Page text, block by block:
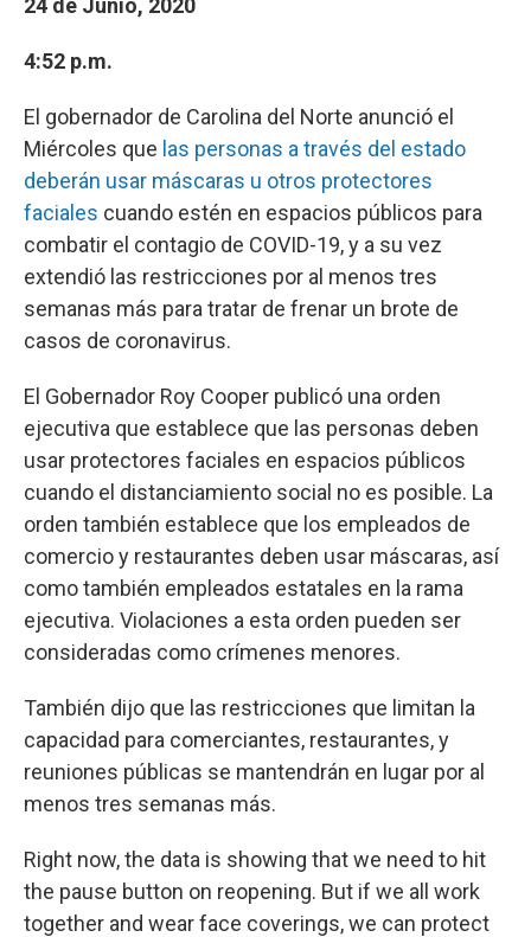
24 de Junio, 2020
4:52 p.m.
El gobernador de Carolina del Norte anunció el
Miércoles que las personas a través del estado
deberán usar máscaras u otros protectores
faciales cuando estén en espacios públicos para
combatir el contagio de COVID-19, y a su vez
extendió las restricciones por al menos tres
semanas más para tratar de frenar un brote de
casos de coronavirus.
El Gobernador Roy Cooper publicó una orden
ejecutiva que establece que las personas deben
usar protectores faciales en espacios públicos
cuando el distanciamiento social no es posible. La
orden también establece que los empleados de
comercio y restaurantes deben usar máscaras, así
como también empleados estatales en la rama
ejecutiva. Violaciones a esta orden pueden ser
consideradas como crímenes menores.
También dijo que las restricciones que limitan la
capacidad para comerciantes, restaurantes, y
reuniones públicas se mantendrán en lugar por al
menos tres semanas más.
Right now, the data is showing that we need to hit
the pause button on reopening. But if we all work
together and wear face coverings, we can protect